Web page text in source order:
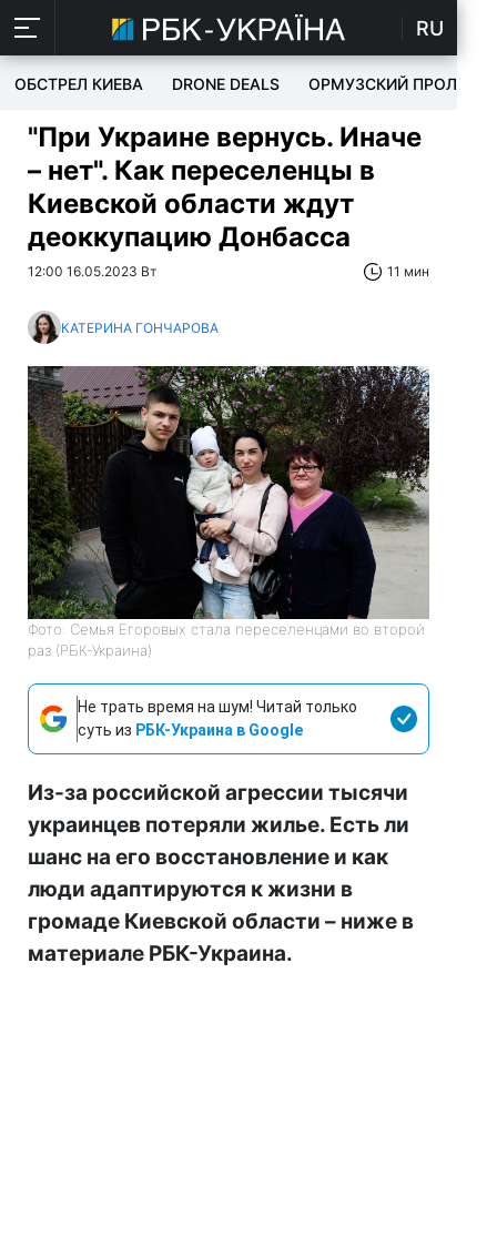
RU
ОБСТРЕЛ КИЕВА DRONE DEALS ОРМУЗСКИЙ ПРОЛИВ
"При Украине вернусь. Иначе
– нет". Как переселенцы в
Киевской области ждут
деоккупацию Донбасса
12:00 16.05.2023 Вт 11 мин
КАТЕРИНА ГОНЧАРОВА
Фото: Семья Егоровых стала переселенцами во второй
раз (РБК-Украина)
Не трать время на шум! Читай только
суть из РБК-Украина в Google
Из-за российской агрессии тысячи
украинцев потеряли жилье. Есть ли
шанс на его восстановление и как
люди адаптируются к жизни в
громаде Киевской области – ниже в
материале РБК-Украина.